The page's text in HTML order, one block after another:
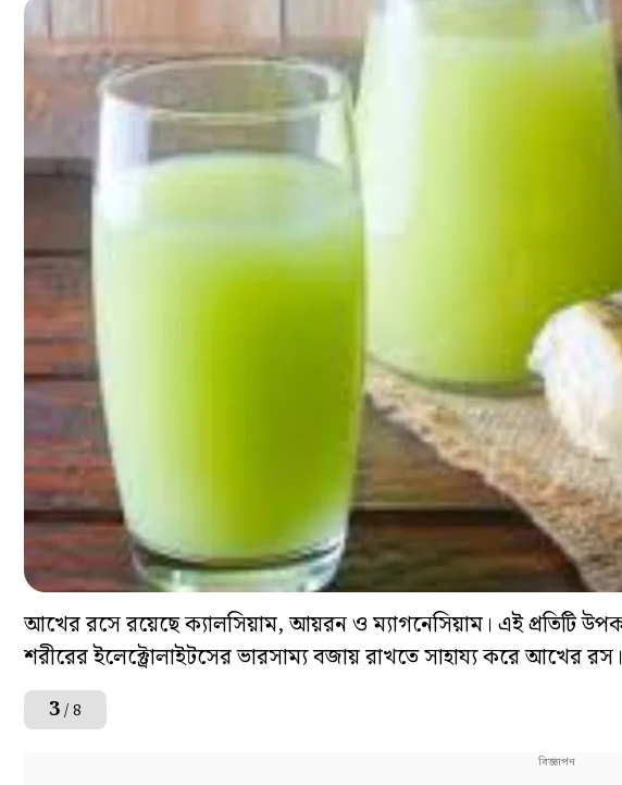
আখের রসে রয়েছে ক্যালসিয়াম, আয়রন ও ম্যাগনেসিয়াম। এই প্রতিটি
শরীরের ইলেক্ট্রোলাইটসের ভারসাম্য বজায় রাখতে সাহায্য করে আখের
3/ 8